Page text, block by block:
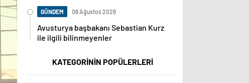
GÜNDEM 06 Ağustos 2026
Avusturya başbakanı Sebastian Kurz
ile ilgili bilinmeyenler
KATEGORİNİN POPÜLERLERİ